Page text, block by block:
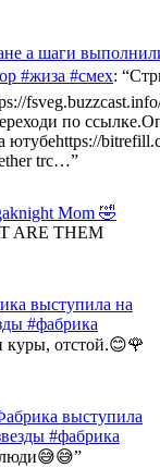
а шаги
#жиза #смех: “
по
trc…”
Mom 🤣
ARE THEM
выступила на
#фабрика
отстой.😊🌹
выступила
#фабрика
”